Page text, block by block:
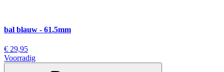
bal blauw - 61.5mm
€ 29,95
Voorradig